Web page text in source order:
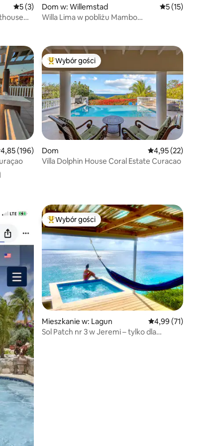
Średnia ocena: 5 na 5, liczba recenzji: 3
5 (3)
Dom w: Willemstad Średnia ocena: 5
5 (15)
Willa Lima w pobliżu Mambo
ocena: 4,85 na 5, liczba recenzji: 196
4,85 (196)
Najpopularniejsze z kategorii Wybór gości
Wybór gości
Dom Średnia ocena: 4,95
4,95 (22)
Villa Dolphin House Coral Estate Curacao
Najpopularniejsze z kategorii Wybór gości
Wybór gości
Mieszkanie w: Lagun Średnia ocena: 4,99
4,99 (71)
Sol Patch nr 3 w Jeremi – tylko dla